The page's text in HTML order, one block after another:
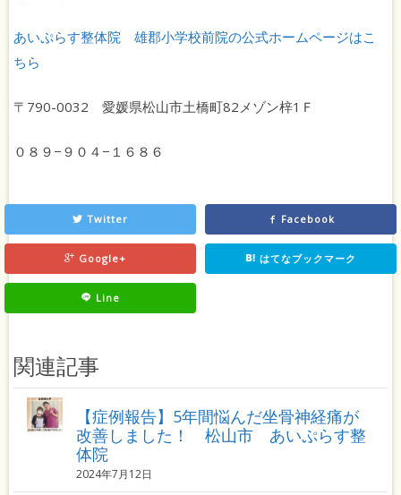
あいぷらす整体院 雄郡小学校前院の公式ホームページはこ
ちら
〒790-0032 愛媛県松山市土橋町82メゾン梓1Ｆ
０８９−９０４−１６８６
Twitter Facebook
Google+ はてなブックマーク
Line
関連記事
【症例報告】5年間悩んだ坐骨神経痛が
改善しました！ 松山市 あいぷらす整
体院
2024年7月12日